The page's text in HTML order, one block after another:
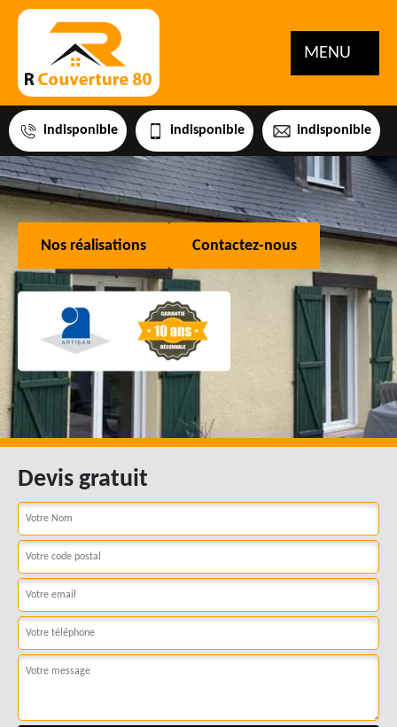
MENU
indisponible indisponible indisponible
Nos réalisations Contactez-nous
Devis gratuit